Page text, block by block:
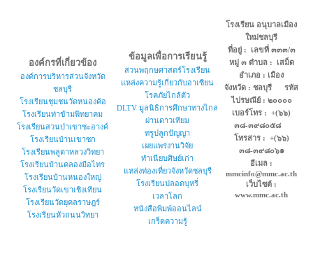
องค์กรที่เกี่ยวข้อง
องค์การบริหารส่วนจังหวัด
ชลบุรี
โรงเรียนชุมชนวัดหนองค้อ
โรงเรียนท่าข้ามพิทยาคม
โรงเรียนสวนป่าเขาชะอางค์
โรงเรียนบ้านเขาซก
โรงเรียนพลูตาหลวงวิทยา
โรงเรียนบ้านคลองมือไทร
โรงเรียนบ้านหนองใหญ่
โรงเรียนวัดเขาเชิงเทียน
โรงเรียนวัดยุคลราษฎร์
โรงเรียนหัวถนนวิทยา
ข้อมูลเพื่อการเรียนรู้
สวนพฤกษศาสตร์โรงเรียน
แหล่งความรู้เกี่ยวกับอาเซียน
โรคภัยไกล้ตัว
DLTV มูลนิธิการศึกษาทางไกล
ผ่านดาวเทียม
ทรูปลูกปัญญา
เผยแพร่งานวิจัย
ทำเนียบศิษย์เก่า
แหล่งท่องเที่ยวจังหวัดชลบุรี
โรงเรียนปลอดบุหรี่
เวลาโลก
หนังสือพิมพ์ออนไลน์
เกร็ดความรู้
โรงเรียน อนุบาลเมือง
ใหม่ชลบุรี
ที่อยู่ : เลขที่ ๓๓๓/๓
หมู่ ๓ ตำบล : เสม็ด
อำเภอ : เมือง
จังหวัด : ชลบุรี รหัส
ไปรษณีย์ : ๒๐๐๐๐
เบอร์โทร : +(๖๖)
๓๘-๓๙๘๐๕๘
โทรสาร : +(๖๖)
๓๘-๓๙๘๐๖๑
อีเมล :
mmcinfo@mmc.ac.th
เว็บไซต์ :
www.mmc.ac.th